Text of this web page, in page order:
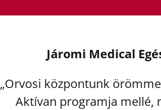
Járomi Medical
„Orvosi központunk
Aktívan programja mellé,